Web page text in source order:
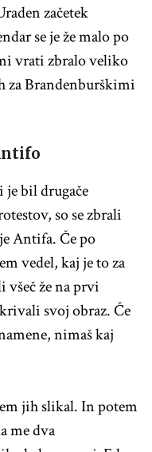
začetek
se je že malo po
vrati zbralo veliko
za Brandenburškimi
bil drugače
so se zbrali
Antifa. Če po
vedel, kaj je to za
všeč že na prvi
svoj obraz. Če
nimaš kaj
jih slikal. In potem
me dva